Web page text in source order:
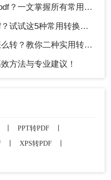
一文掌握所有常用方法！
试这5种常用转换方法！
教你二种实用转换方法！
方法与专业建议！
PPT转PDF
XPS转PDF